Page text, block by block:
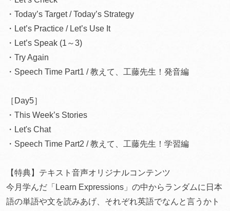
・Today’s Target / Today’s Strategy
・Let’s Practice / Let’s Use It
・Let’s Speak (1～3)
・Try Again
・Speech Time Part1 / 教えて、工藤先生！発音編
［Day5］
・This Week’s Stories
・Let's Chat
・Speech Time Part2 / 教えて、工藤先生！学習編
【特典】テキスト音声オリジナルコンテンツ
今月学んだ「Learn Expressions」の中からランダムに日本
語の単語や文を読みあげ、それぞれ英語でなんと言うかト